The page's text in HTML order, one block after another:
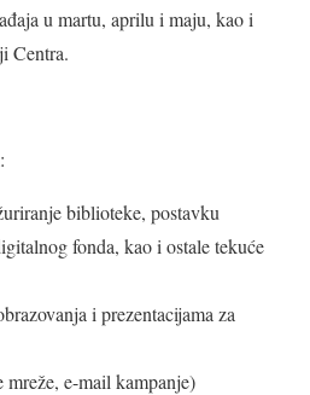
u martu, aprilu i maju, kao i
Centra.
biblioteke, postavku
fonda, kao i ostale tekuće
i prezentacijama za
e-mail kampanje)